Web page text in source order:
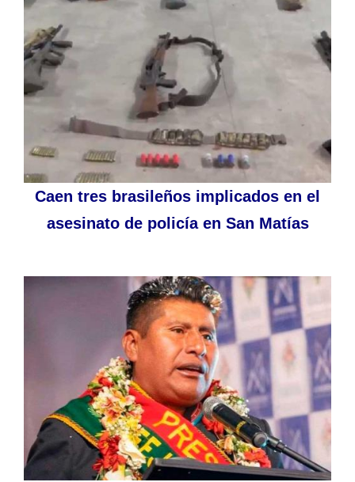
Caen tres brasileños implicados en el
asesinato de policía en San Matías